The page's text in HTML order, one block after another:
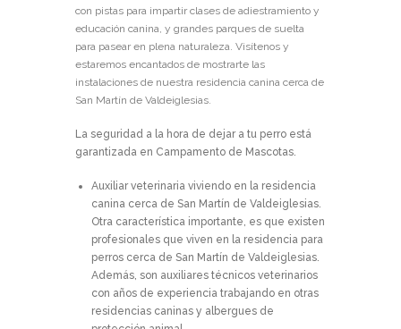
con pistas para impartir clases de adiestramiento y
educación canina, y grandes parques de suelta
para pasear en plena naturaleza. Visítenos y
estaremos encantados de mostrarte las
instalaciones de nuestra residencia canina cerca de
San Martín de Valdeiglesias.
La seguridad a la hora de dejar a tu perro está
garantizada en Campamento de Mascotas.
Auxiliar veterinaria viviendo en la residencia
canina cerca de San Martín de Valdeiglesias.
Otra característica importante, es que existen
profesionales que viven en la residencia para
perros cerca de San Martín de Valdeiglesias.
Además, son auxiliares técnicos veterinarios
con años de experiencia trabajando en otras
residencias caninas y albergues de